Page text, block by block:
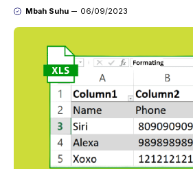
Mbah Suhu 06/09/2023